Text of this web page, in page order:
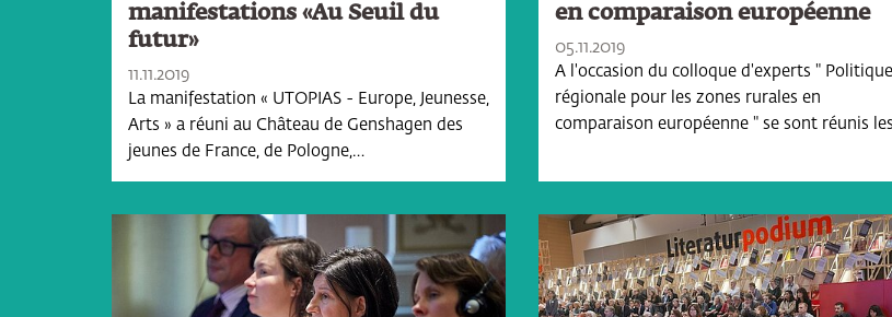
manifestations «Au Seuil du
futur»
11.11.2019
La manifestation « UTOPIAS - Europe, Jeunesse,
Arts » a réuni au Château de Genshagen des
jeunes de France, de Pologne,…
en comparaison européenne
05.11.2019
A l'occasion du colloque d'experts " Politique
régionale pour les zones rurales en
comparaison européenne " se sont réunis